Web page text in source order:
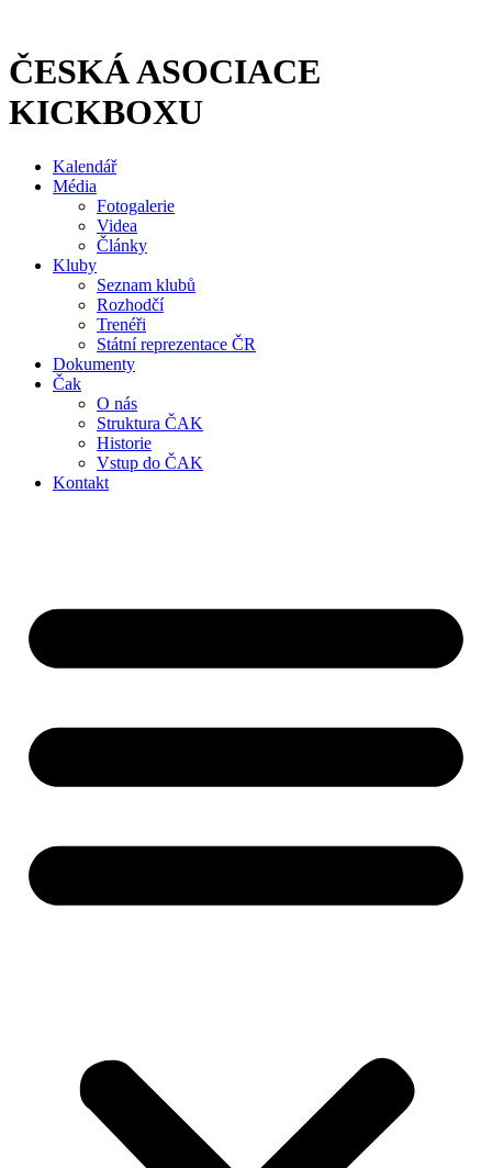
obsahu
ČESKÁ ASOCIACE
KICKBOXU
Kalendář
Média
Fotogalerie
Videa
Články
Kluby
Seznam klubů
Rozhodčí
Trenéři
Státní reprezentace ČR
Dokumenty
Čak
O nás
Struktura ČAK
Historie
Vstup do ČAK
Kontakt